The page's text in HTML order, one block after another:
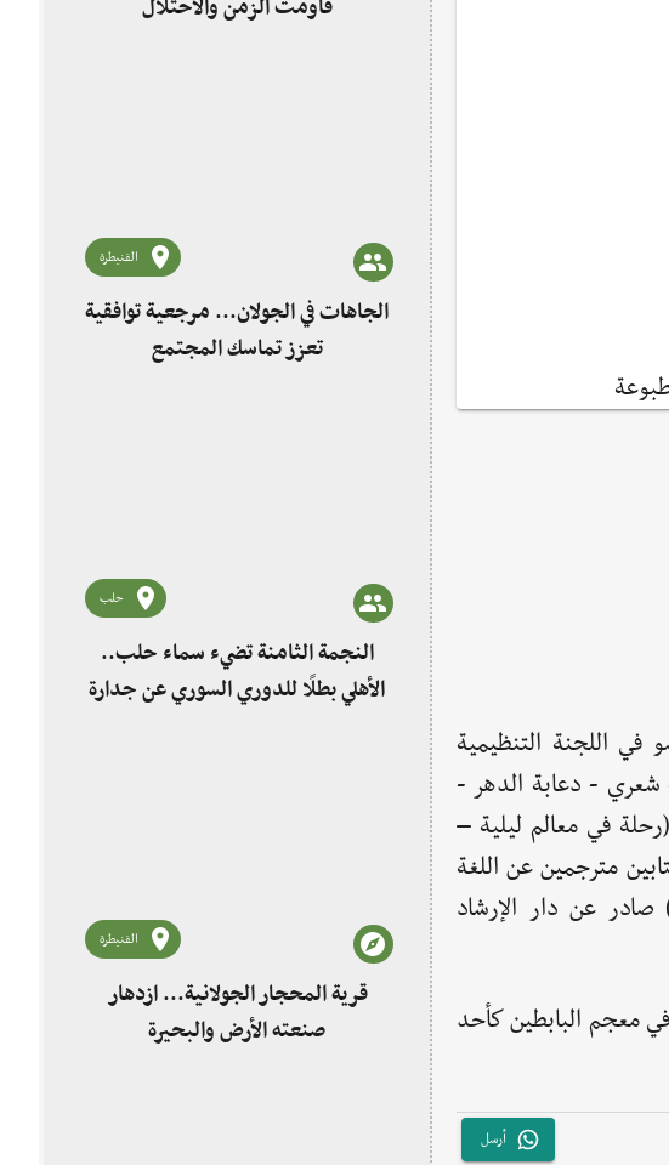
اللجنة التنظيمية
شعري - دعابة الدهر -
في معالم ليلية –
مترجمين عن اللغة
صادر عن دار الإرشاد
معجم البابطين كأحد
أرسل
قاومت الزمن والاحتلال
القنيطرة
الجاهات في الجولان... مرجعية توافقية
تعزز تماسك المجتمع
حلب
النجمة الثامنة تضيء سماء حلب..
الأهلي بطلًا للدوري السوري عن جدارة
القنيطرة
قرية المحجار الجولانية... ازدهار
صنعته الأرض والبحيرة